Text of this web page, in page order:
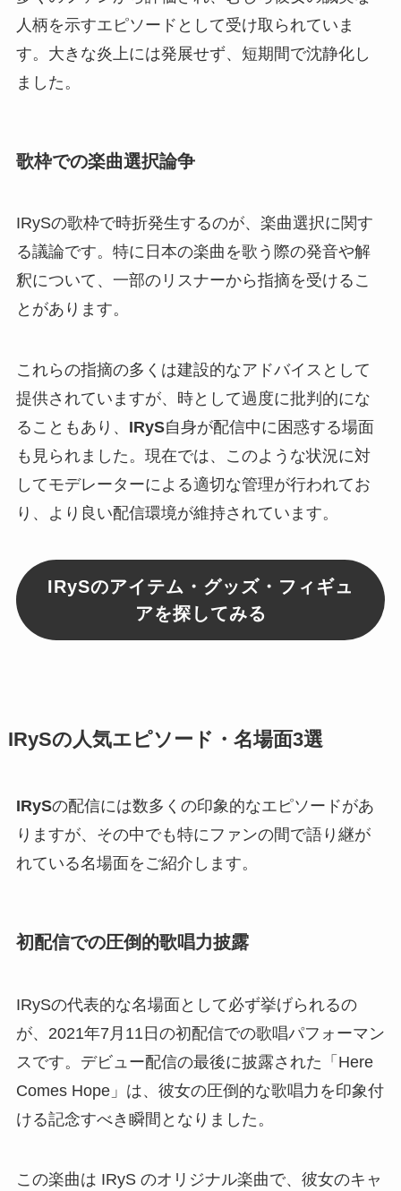
人柄を示すエピソードとして受け取られていま
す。大きな炎上には発展せず、短期間で沈静化し
ました。
歌枠での楽曲選択論争
IRySの歌枠で時折発生するのが、楽曲選択に関す
る議論です。特に日本の楽曲を歌う際の発音や解
釈について、一部のリスナーから指摘を受けるこ
とがあります。
これらの指摘の多くは建設的なアドバイスとして
提供されていますが、時として過度に批判的にな
ることもあり、 IRyS自身が配信中に困惑する場面
も見られました。現在では、このような状況に対
してモデレーターによる適切な管理が行われてお
り、より良い配信環境が維持されています。
IRySのアイテム・グッズ・フィギュ
アを探してみる
IRySの人気エピソード・名場面3選
IRySの配信には数多くの印象的なエピソードがあ
りますが、その中でも特にファンの間で語り継が
れている名場面をご紹介します。
初配信での圧倒的歌唱力披露
IRySの代表的な名場面として必ず挙げられるの
が、2021年7月11日の初配信での歌唱パフォーマン
スです。デビュー配信の最後に披露された「Here
Comes Hope」は、彼女の圧倒的な歌唱力を印象付
ける記念すべき瞬間となりました。
この楽曲は IRyS のオリジナル楽曲で、彼女のキャ